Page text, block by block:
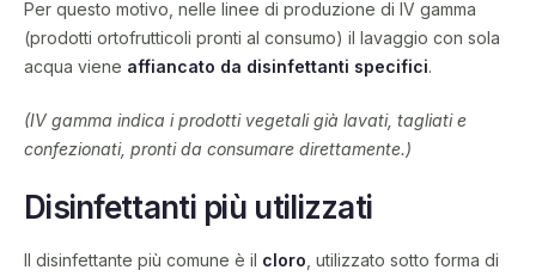
Per questo motivo, nelle linee di produzione di IV gamma
(prodotti ortofrutticoli pronti al consumo) il lavaggio con sola
acqua viene affiancato da disinfettanti specifici.
(IV gamma indica i prodotti vegetali già lavati, tagliati e
confezionati, pronti da consumare direttamente.)
Disinfettanti più utilizzati
Il disinfettante più comune è il cloro , utilizzato sotto forma di